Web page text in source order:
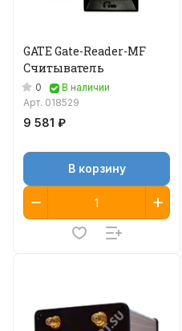
GATE Gate-Reader-MF
Считыватель
0
В наличии
Арт. 018529
9 581 ₽
В корзину